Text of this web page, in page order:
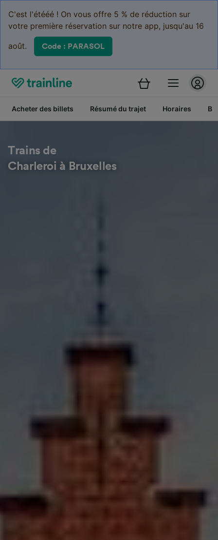
C'est l'étééé ! On vous offre 5 % de réduction sur
votre première réservation sur notre app, jusqu'au 16
août. Code : PARASOL
Acheter des billets Résumé du trajet Horaires
Trains de
Charleroi à Bruxelles